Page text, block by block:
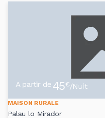
A partir de 45€/Nuit
MAISON RURALE
Palau lo Mirador